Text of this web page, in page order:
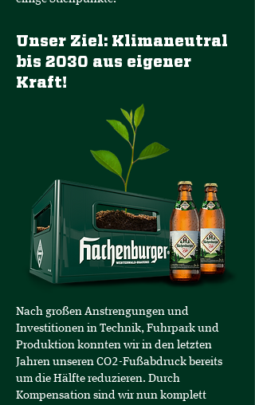
Unser Ziel: Klimaneutral
bis 2030 aus eigener
Kraft!
Nach großen Anstrengungen und
Investitionen in Technik, Fuhrpark und
Produktion konnten wir in den letzten
Jahren unseren CO2-Fußabdruck bereits
um die Hälfte reduzieren. Durch
Kompensation sind wir nun komplett